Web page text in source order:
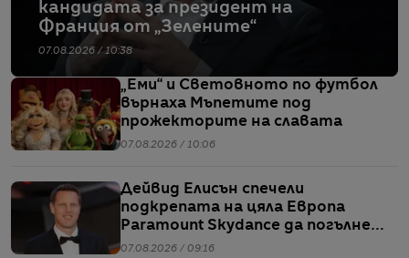
кандидата за президент на
Франция от „Зелените“
07.08.2026 / 10:38
„Еми“ и Световното по футбол
върнаха Мъпетите под
прожекторите на славата
07.08.2026 / 10:06
Дейвид Елисън спечели
подкрепата на цяла Европа
Paramount Skydance да погълне
WBD
07.08.2026 / 09:16